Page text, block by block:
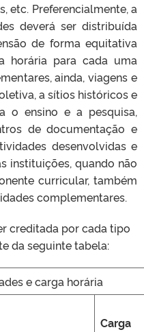
etc. Preferencialmente, a
deverá ser distribuída
de forma equitativa
horária para cada uma
ainda, viagens e
a sítios históricos e
o ensino e a pesquisa,
de documentação e
desenvolvidas e
instituições, quando não
curricular, também
complementares.
creditada por cada tipo
da seguinte tabela:
e carga horária
Carga